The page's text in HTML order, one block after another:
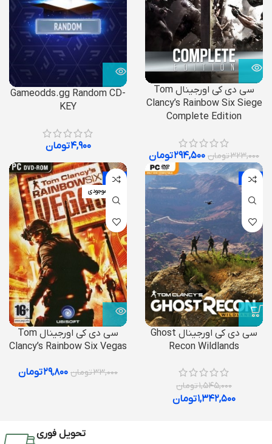
سی دی کی اورجینال Tom
Clancy’s Rainbow Six Siege
Complete Edition
۳۲۳,۰۰۰تومان ۲۹۴,۵۰۰تومان
Gameodds.gg Random CD-
KEY
۴,۹۰۰تومان
-13%
سی دی کی اورجینال Ghost
Recon Wildlands
۱,۵۴۵,۰۰۰تومان
۱,۳۴۲,۵۰۰تومان
-10%
اتمام موجودی
سی دی کی اورجینال Tom
Clancy’s Rainbow Six Vegas
۳۳,۰۰۰تومان ۲۹,۸۰۰تومان
تحویل فوری